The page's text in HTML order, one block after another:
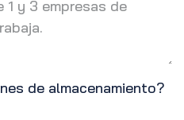
de almacenamiento?